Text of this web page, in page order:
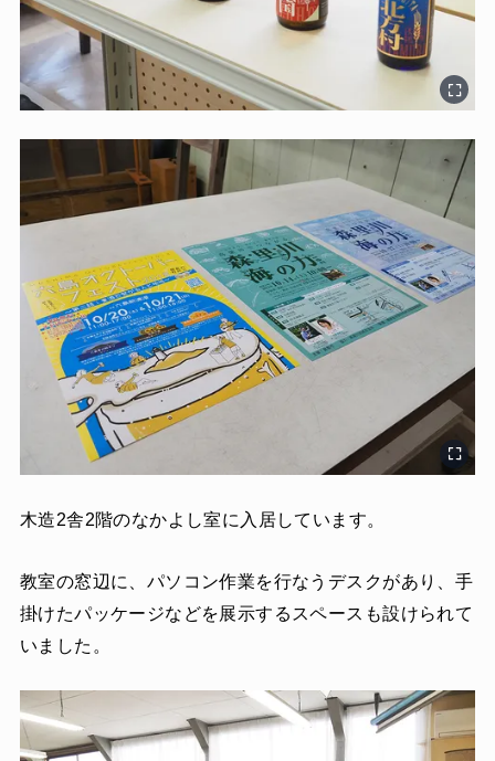
木造2舎2階のなかよし室に入居しています。
教室の窓辺に、パソコン作業を行なうデスクがあり、手
掛けたパッケージなどを展示するスペースも設けられて
いました。